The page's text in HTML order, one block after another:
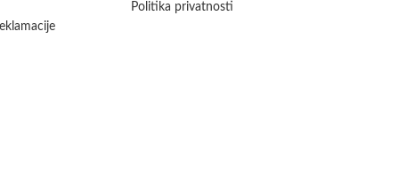
Politika privatnosti